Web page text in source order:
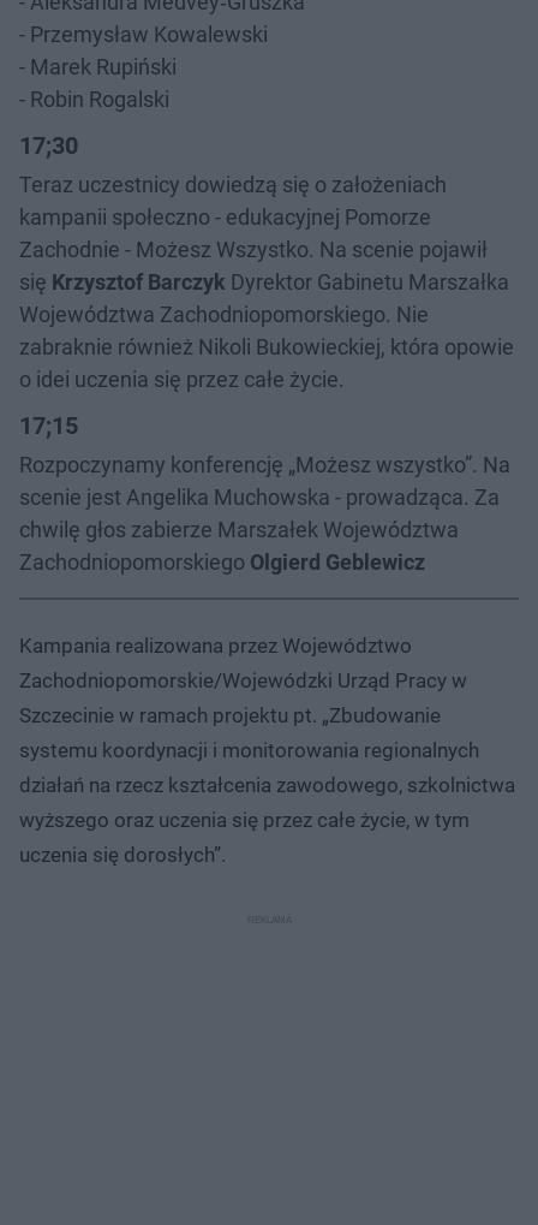
- Przemysław Kowalewski
- Marek Rupiński
- Robin Rogalski
17;30
Teraz uczestnicy dowiedzą się o założeniach
kampanii społeczno - edukacyjnej Pomorze
Zachodnie - Możesz Wszystko. Na scenie pojawił
się Krzysztof Barczyk Dyrektor Gabinetu Marszałka
Województwa Zachodniopomorskiego. Nie
zabraknie również Nikoli Bukowieckiej, która opowie
o idei uczenia się przez całe życie.
17;15
Rozpoczynamy konferencję „Możesz wszystko”. Na
scenie jest Angelika Muchowska - prowadząca. Za
chwilę głos zabierze Marszałek Województwa
Zachodniopomorskiego Olgierd Geblewicz
Kampania realizowana przez Województwo
Zachodniopomorskie/Wojewódzki Urząd Pracy w
Szczecinie w ramach projektu pt. „Zbudowanie
systemu koordynacji i monitorowania regionalnych
działań na rzecz kształcenia zawodowego, szkolnictwa
wyższego oraz uczenia się przez całe życie, w tym
uczenia się dorosłych”.